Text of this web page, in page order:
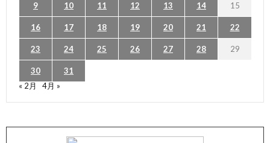
9 10 11 12 13 14 15
16 17 18 19 20 21 22
23 24 25 26 27 28 29
30
31
« 2月
4月 »